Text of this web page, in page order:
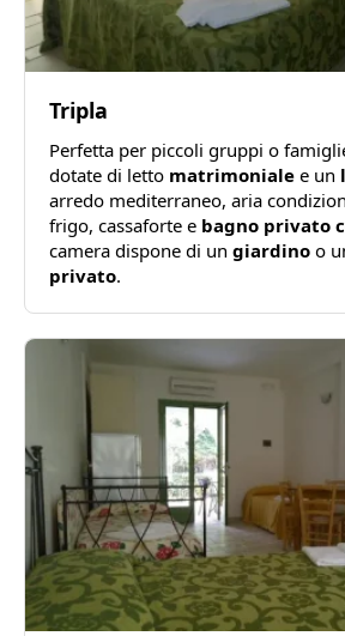
Tripla
Perfetta per piccoli gruppi o
dotate di letto matrimoniale e un
arredo mediterraneo, aria
frigo, cassaforte e bagno privato
camera dispone di un giardino o
privato.